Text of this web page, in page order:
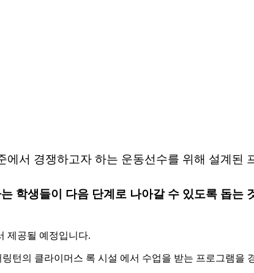
서 경쟁하고자 하는 운동선수를 위해 설계된
학생들이 다음 단계로 나아갈 수 있도록 돕는
제공될 예정입니다.
턴의 클라이머스 록 시설 에서 수업을 받는 프로그램을